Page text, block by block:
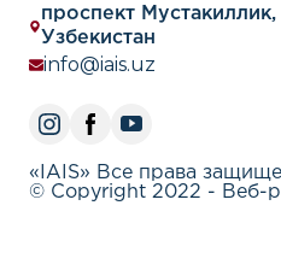
проспект
Узбекистан
info@iais.uz
«IAIS» Все права
© Copyright 2022 - Веб-